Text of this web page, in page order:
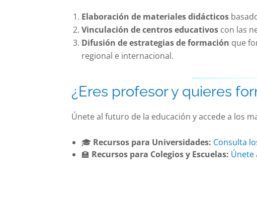
Elaboración de materiales didácticos
Vinculación de centros educativoscon las
Difusión de estrategias de formación que
regional e internacional.
¿Eres profesor y quieres
Únete al futuro de la educación y accede a los
🎓 Recursos para Universidades: Consulta
🏫 Recursos para Colegios y Escuelas: Únete